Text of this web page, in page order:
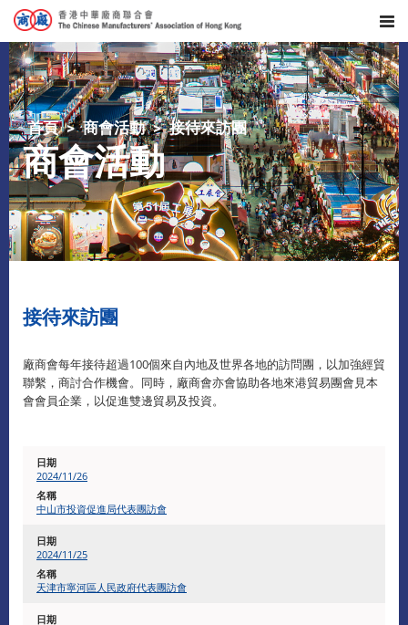
首頁 商會活動 接待來訪團
商會活動
接待來訪團
廠商會每年接待超過100個來自內地及世界各地的訪問團，以加強經貿
聯繫，商討合作機會。同時，廠商會亦會協助各地來港貿易團會見本
會會員企業，以促進雙邊貿易及投資。
2024/11/26
中山市投資促進局代表團訪會
2024/11/25
天津市寧河區人民政府代表團訪會